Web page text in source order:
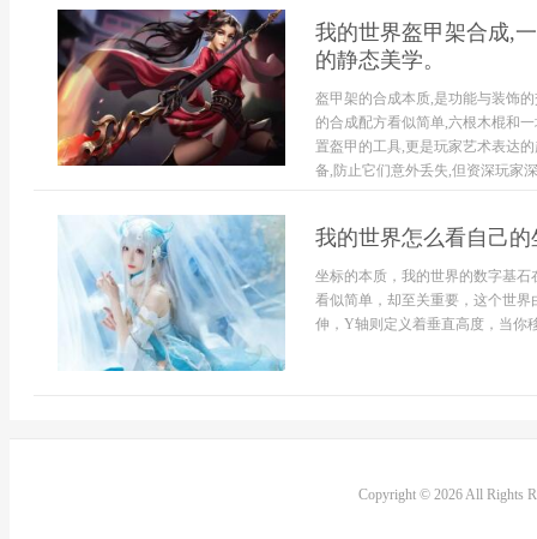
我的世界盔甲架合成,
的静态美学。
盔甲架的合成本质,是功能与装饰
的合成配方看似简单,六根木棍和
置盔甲的工具,更是玩家艺术表达
备,防止它们意外丢失,但资深玩家
我的世界怎么看自己
坐标的本质，我的世界的数字基
看似简单，却至关重要，这个世
伸，Y轴则定义着垂直高度，当你
Copyright © 2026 All Rights